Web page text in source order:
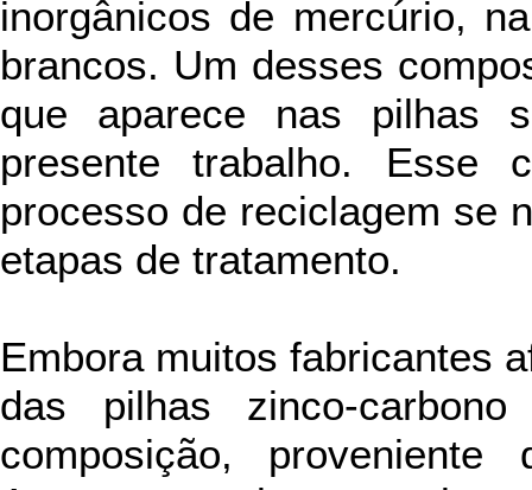
inorgânicos de mercúrio,
brancos. Um desses
que aparece nas pilhas
presente trabalho. Esse
processo de reciclagem se
etapas de tratamento.
Embora muitos fabricantes
das pilhas zinco-
composição,